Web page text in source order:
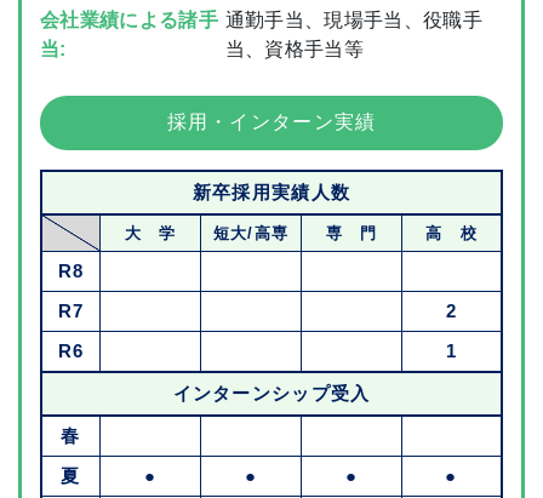
会社業績による諸手
当:
通勤手当、現場手当、役職手
当、資格手当等
採用・インターン実績
新卒採用実績人数
大 学 短大/高専 専 門 高 校
R8
R7
2
R6
1
インターンシップ受入
春
夏
● ● ●
●